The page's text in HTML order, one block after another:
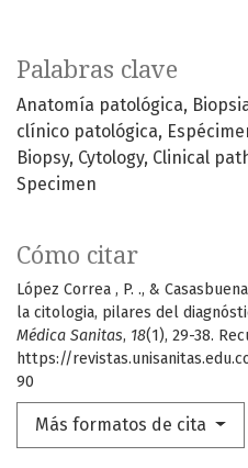
Palabras clave
Anatomía patológica
clínico patológica
Biopsy Cytology Clinical
Specimen
Cómo citar
López Correa , P. ., &
la citologia, pilares del
Médica Sanitas, 18(1), 29-38.
https://
90
Más formatos de cita